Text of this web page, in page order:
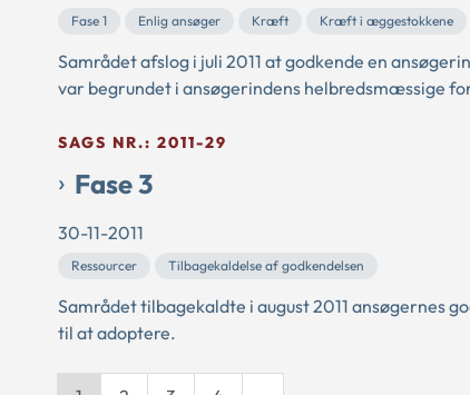
Fase 1 Enlig ansøger Kræft Kræft i æggestokkene
Samrådet afslog i juli 2011 at godkende en
var begrundet i ansøgerindens helbredsmæssige
SAGS NR.: 2011-29
Fase 3
30-11-2011
Ressourcer Tilbagekaldelse af godkendelsen
Samrådet tilbagekaldte i august 2011 ansøgernes
til at adoptere.